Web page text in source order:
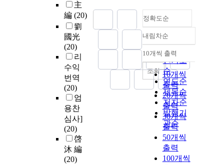
主
編 (20)
劉
國光
(20)
리
수익
번역
(20)
엄
용찬
심사]
(20)
啓
沐 編
(20)
정확도순
정확도
순
인기도
순
연도순
제목순
저자순
발행기
관순
내림차순
내림차순
10개씩 출력
10개씩
출력
20개씩
출력
30개씩
출력
50개씩
출력
100개씩
조회